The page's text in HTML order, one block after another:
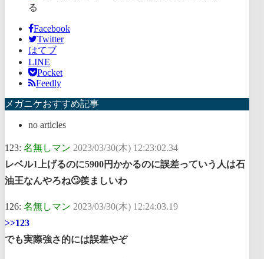
Facebook
Twitter
はてブ
LINE
Pocket
Feedly
メガニケおすすめ記事
no articles
123: 名無しマン 2023/03/30(木) 12:23:02.34
レベル1上げるのに5900円かかるのに誤差っていう人は石
油王なんやろね🙄羨ましいわ
126: 名無しマン 2023/03/30(木) 12:24:03.19
>>123
でも実際強さ的には誤差やぞ